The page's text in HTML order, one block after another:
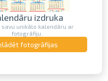
izdruka
savu unikālo kalendāru ar
fotogrāfiju.
fotogrāfijas